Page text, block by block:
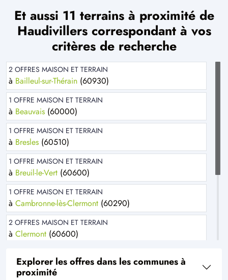
Et aussi 11 terrains à proximité de
Haudivillers correspondant à vos
critères de recherche
2 OFFRES MAISON ET TERRAIN
à Bailleul-sur-Thérain (60930)
1 OFFRE MAISON ET TERRAIN
à Beauvais (60000)
1 OFFRE MAISON ET TERRAIN
à Bresles (60510)
1 OFFRE MAISON ET TERRAIN
à Breuil-le-Vert (60600)
1 OFFRE MAISON ET TERRAIN
à Cambronne-lès-Clermont (60290)
2 OFFRES MAISON ET TERRAIN
à Clermont (60600)
Goincourt(60000)
Explorer les offres dans les communes à
proximité